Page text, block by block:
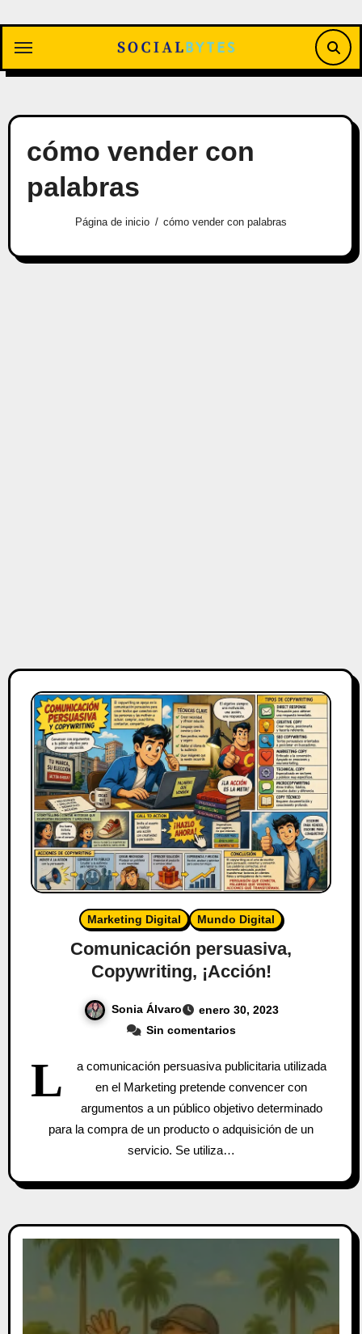
contenido
cómo vender con
palabras
Página de inicio cómo vender con palabras
Marketing Digital Mundo Digital
Comunicación persuasiva,
Copywriting, ¡Acción!
Sonia Álvaro
enero 30, 2023
Sin comentarios
L
a comunicación persuasiva publicitaria utilizada
en el Marketing pretende convencer con
argumentos a un público objetivo determinado
para la compra de un producto o adquisición de un
servicio. Se utiliza…